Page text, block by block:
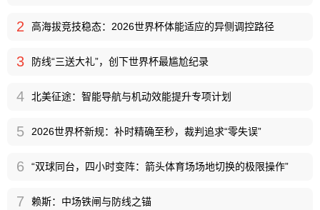
2 高海拔竞技稳态：2026世界杯体能适应的异侧调控路径
3 防线“三送大礼”，创下世界杯最尴尬纪录
4 北美征途：智能导航与机动效能提升专项计划
5 2026世界杯新规：补时精确至秒，裁判追求“零失误”
6 “双球同台，四小时变阵：箭头体育场场地切换的极限操作”
7 赖斯：中场铁闸与防线之锚